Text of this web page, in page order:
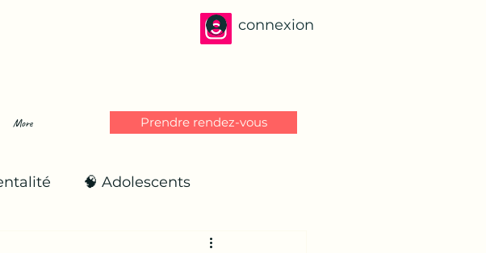
connexion
More Prendre rendez-vous
🧠 Adolescents